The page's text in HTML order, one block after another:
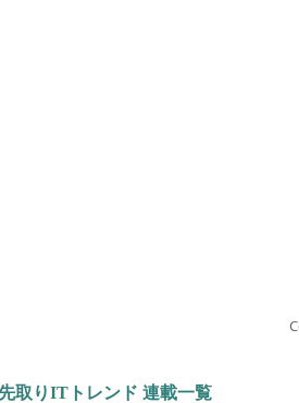
取りITトレンド 連載一覧